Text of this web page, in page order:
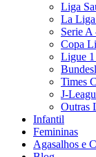
Liga
La Liga
Serie A
Copa
Ligue 1
Times
J-
Outras
Infantil
Femininas
Agasalhos e